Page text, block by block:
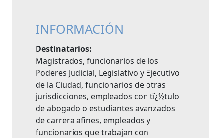
INFORMACIÓN
Destinatarios:
Magistrados, funcionarios de los
Poderes Judicial, Legislativo y Ejecutivo
de la Ciudad, funcionarios de otras
jurisdicciones, empleados con tï¿½tulo
de abogado o estudiantes avanzados
de carrera afines, empleados y
funcionarios que trabajan con